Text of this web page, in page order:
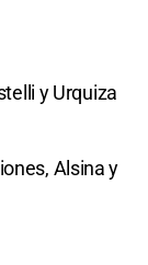
y Urquiza
Alsina y